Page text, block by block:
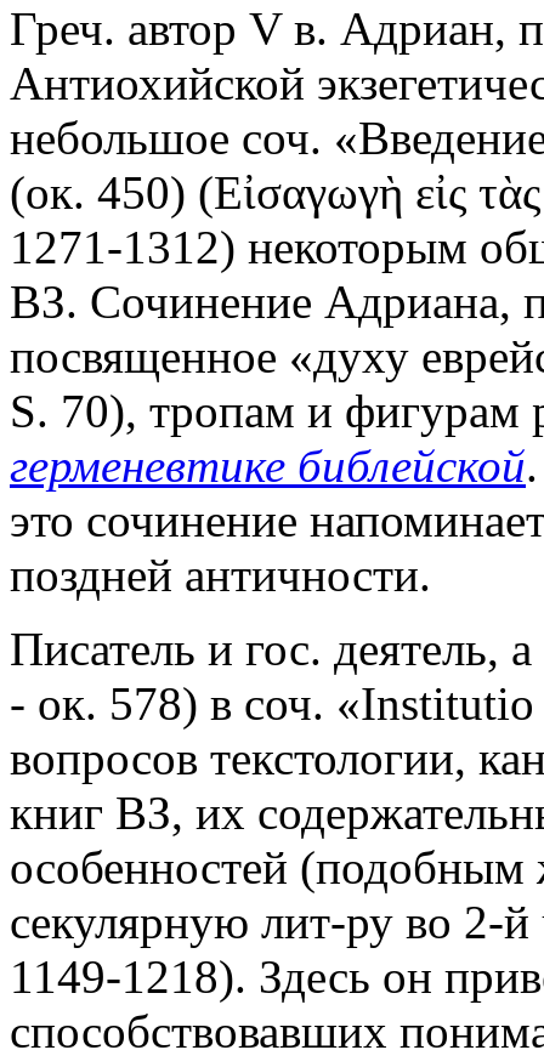
Греч. автор V в. Адриан,
Антиохийской
небольшое соч.
(ок. 450) (Εἰσαγωγὴ εἰς
1271-1312) некоторым
ВЗ. Сочинение Адриана,
посвященное «духу
S. 70), тропам и фигурам
герменевтике библейской
это сочинение
поздней античности.
Писатель и гос. деятель,
- ок. 578) в соч.
вопросов текстологии,
книг ВЗ, их
особенностей (подобным
секулярную лит-ру во 2-
1149-1218). Здесь он
способствовавших